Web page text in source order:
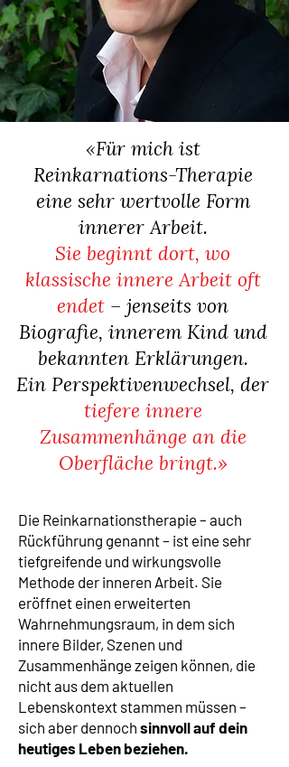
«Für mich ist
Reinkarnations-Therapie
eine sehr wertvolle Form
innerer Arbeit.
Sie beginnt dort, wo
klassische innere Arbeit oft
endet – jenseits von
Biografie, innerem Kind und
bekannten Erklärungen.
Ein Perspektivenwechsel, der
tiefere innere
Zusammenhänge an die
Oberfläche bringt.»
Die Reinkarnationstherapie – auch
Rückführung genannt – ist eine sehr
tiefgreifende und wirkungsvolle
Methode der inneren Arbeit. Sie
eröffnet einen erweiterten
Wahrnehmungsraum, in dem sich
innere Bilder, Szenen und
Zusammenhänge zeigen können, die
nicht aus dem aktuellen
Lebenskontext stammen müssen –
sich aber dennoch sinnvoll auf dein
heutiges Leben beziehen.